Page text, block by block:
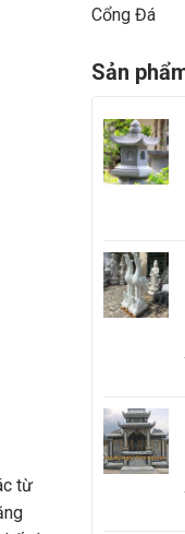
từ
Cổng Đá
Sản